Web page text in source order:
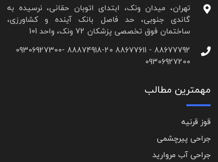
تهران، میدان ونک، ابتدای اتوبان حقانی، نرسیده به
گاندی جنوبی، حد فاصل بانک آینده و کشاورزی،
ساختمان فوق تخصصی پزشکان 72 ونک، واحد 101
88677792 - 88677611 88874918-20 09306927300-
09306927200
مهمترین مطالب
قوز قرنیه
جراحی پیرچشمی
جراحی آب مروارید